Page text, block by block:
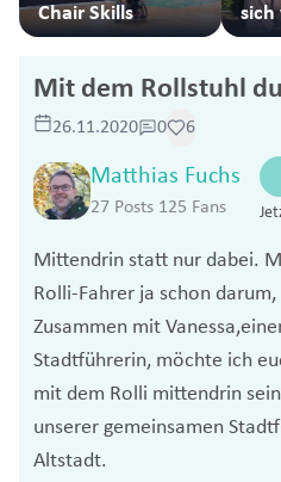
Chair Skills
sich
Mit dem Rollstuhl
26.11.2020 0 6
Matthias Fuchs
27 Posts 125 Fans
Mittendrin statt nur dabei.
Rolli-Fahrer ja schon
Zusammen mit
Stadtführerin, möchte ich
mit dem Rolli mittendrin
unserer gemeinsamen
Altstadt.